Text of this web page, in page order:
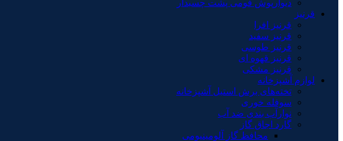
دیوارپوش فومی پشت چسبدار
قرنیز
قرنیز افرا
قرنیز سفید
قرنیز طوسی
قرنیز قهوه ای
قرنیز مشکی
لوازم آشپزخانه
تخته‌های برش استیل آشپزخانه
سوفله خوری
نوارآب بندی ضد آب
گارد اجاق گاز
محافظ گاز آلومینیومی